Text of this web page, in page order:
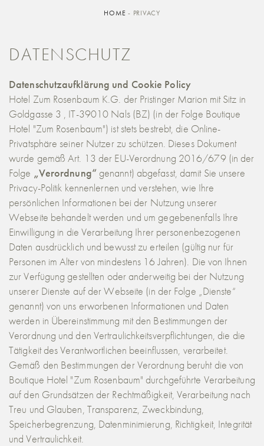
HOME - PRIVACY
DATENSCHUTZ
Datenschutzaufklärung und Cookie Policy
Hotel Zum Rosenbaum K.G. der Pristinger Marion mit Sitz in
Goldgasse 3 , IT-39010 Nals (BZ) (in der Folge Boutique
Hotel "Zum Rosenbaum") ist stets bestrebt, die Online-
Privatsphäre seiner Nutzer zu schützen. Dieses Dokument
wurde gemäß Art. 13 der EU-Verordnung 2016/679 (in der
Folge „Verordnung“genannt) abgefasst, damit Sie unsere
Privacy-Politik kennenlernen und verstehen, wie Ihre
persönlichen Informationen bei der Nutzung unserer
Webseite behandelt werden und um gegebenenfalls Ihre
Einwilligung in die Verarbeitung Ihrer personenbezogenen
Daten ausdrücklich und bewusst zu erteilen (gültig nur für
Personen im Alter von mindestens 16 Jahren). Die von Ihnen
zur Verfügung gestellten oder anderweitig bei der Nutzung
unserer Dienste auf der Webseite (in der Folge „Dienste“
genannt) von uns erworbenen Informationen und Daten
werden in Übereinstimmung mit den Bestimmungen der
Verordnung und den Vertraulichkeitsverpflichtungen, die die
Tätigkeit des Verantwortlichen beeinflussen, verarbeitet.
Gemäß den Bestimmungen der Verordnung beruht die von
Boutique Hotel "Zum Rosenbaum" durchgeführte Verarbeitung
auf den Grundsätzen der Rechtmäßigkeit, Verarbeitung nach
Treu und Glauben, Transparenz, Zweckbindung,
Speicherbegrenzung, Datenminimierung, Richtigkeit, Integrität
und Vertraulichkeit.